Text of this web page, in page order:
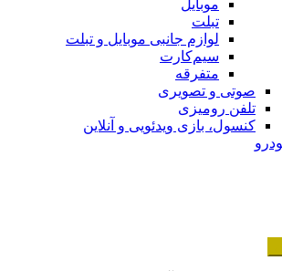
موبایل
تبلت
لوازم جانبی موبایل و تبلت
سیم‌کارت
متفرقه
صوتی و تصویری
تلفن رومیزی
کنسول، بازی‌ ویدئویی و آنلاین